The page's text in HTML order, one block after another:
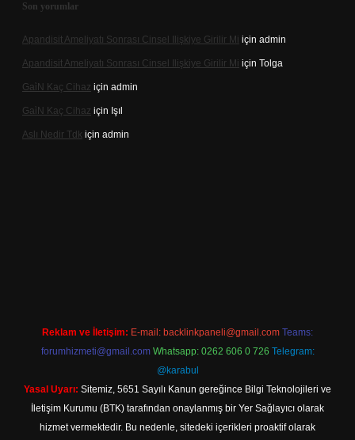
Son yorumlar
Apandisit Ameliyatı Sonrası Cinsel Ilişkiye Girilir Mi için admin
Apandisit Ameliyatı Sonrası Cinsel Ilişkiye Girilir Mi için Tolga
Gai̇N Kaç Cihaz için admin
Gai̇N Kaç Cihaz için Işıl
Aslı Nedir Tdk için admin
Reklam ve İletişim: E-mail: backlinkpaneli@gmail.com Teams:
forumhizmeti@gmail.com Whatsapp: 0262 606 0 726 Telegram:
@karabul
Yasal Uyarı: Sitemiz, 5651 Sayılı Kanun gereğince Bilgi Teknolojileri ve
İletişim Kurumu (BTK) tarafından onaylanmış bir Yer Sağlayıcı olarak
hizmet vermektedir. Bu nedenle, sitedeki içerikleri proaktif olarak